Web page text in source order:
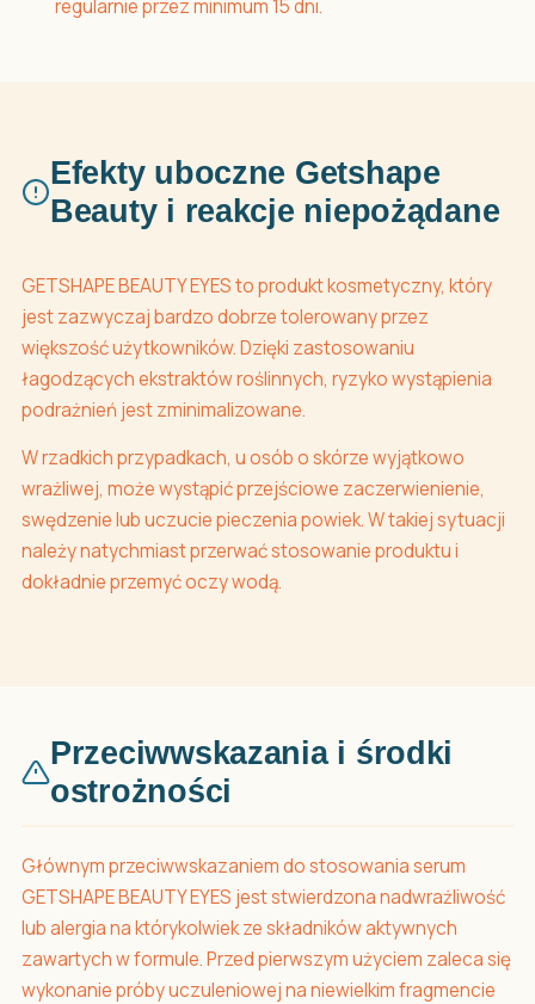
regularnie przez minimum 15 dni.
Efekty uboczne Getshape
Beauty i reakcje niepożądane
GETSHAPE BEAUTY EYES to produkt kosmetyczny, który
jest zazwyczaj bardzo dobrze tolerowany przez
większość użytkowników. Dzięki zastosowaniu
łagodzących ekstraktów roślinnych, ryzyko wystąpienia
podrażnień jest zminimalizowane.
W rzadkich przypadkach, u osób o skórze wyjątkowo
wrażliwej, może wystąpić przejściowe zaczerwienienie,
swędzenie lub uczucie pieczenia powiek. W takiej sytuacji
należy natychmiast przerwać stosowanie produktu i
dokładnie przemyć oczy wodą.
Przeciwwskazania i środki
ostrożności
Głównym przeciwwskazaniem do stosowania serum
GETSHAPE BEAUTY EYES jest stwierdzona nadwrażliwość
lub alergia na którykolwiek ze składników aktywnych
zawartych w formule. Przed pierwszym użyciem zaleca się
wykonanie próby uczuleniowej na niewielkim fragmencie